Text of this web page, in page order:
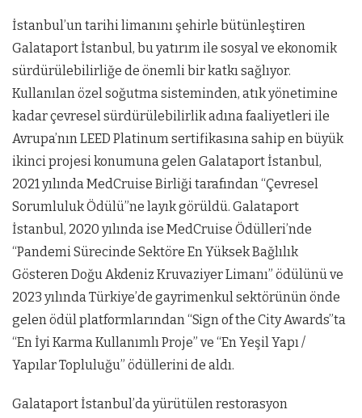
İstanbul’un tarihi limanını şehirle bütünleştiren
Galataport İstanbul, bu yatırım ile sosyal ve ekonomik
sürdürülebilirliğe de önemli bir katkı sağlıyor.
Kullanılan özel soğutma sisteminden, atık yönetimine
kadar çevresel sürdürülebilirlik adına faaliyetleri ile
Avrupa’nın LEED Platinum sertifikasına sahip en büyük
ikinci projesi konumuna gelen Galataport İstanbul,
2021 yılında MedCruise Birliği tarafından “Çevresel
Sorumluluk Ödülü”ne layık görüldü. Galataport
İstanbul, 2020 yılında ise MedCruise Ödülleri’nde
“Pandemi Sürecinde Sektöre En Yüksek Bağlılık
Gösteren Doğu Akdeniz Kruvaziyer Limanı” ödülünü ve
2023 yılında Türkiye’de gayrimenkul sektörünün önde
gelen ödül platformlarından “Sign of the City Awards”ta
“En İyi Karma Kullanımlı Proje” ve “En Yeşil Yapı /
Yapılar Topluluğu” ödüllerini de aldı.
Galataport İstanbul’da yürütülen restorasyon